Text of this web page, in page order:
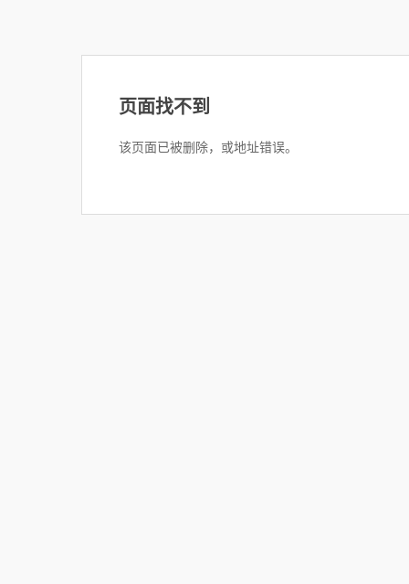
页面找不到
该页面已被删除，或地址错误。